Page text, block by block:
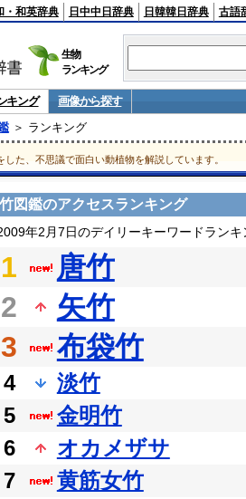
・和英辞典 日中中日辞典 日韓韓日辞典 古語
生物
ランキング
キング
画像から探す
＞ ランキング
した、不思議で面白い動植物を解説しています。
竹図鑑のアクセスランキング
年2月7日のデイリーキーワードランキ
1
唐竹
2
矢竹
3
布袋竹
4
淡竹
5
金明竹
6
オカメザサ
7
黄筋女竹